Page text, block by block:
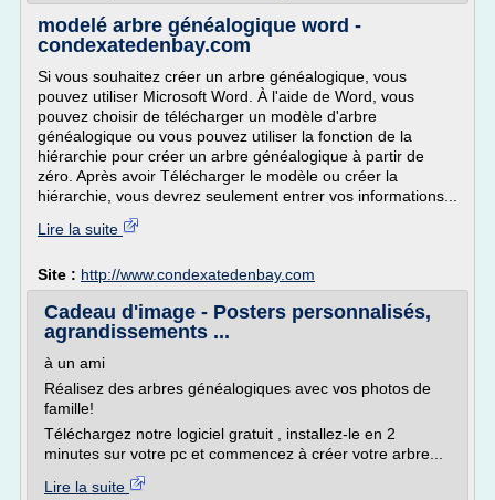
modelé arbre généalogique word -
condexatedenbay.com
Si vous souhaitez créer un arbre généalogique, vous
pouvez utiliser Microsoft Word. À l'aide de Word, vous
pouvez choisir de télécharger un modèle d'arbre
généalogique ou vous pouvez utiliser la fonction de la
hiérarchie pour créer un arbre généalogique à partir de
zéro. Après avoir Télécharger le modèle ou créer la
hiérarchie, vous devrez seulement entrer vos informations...
Lire la suite
Site : http://www.condexatedenbay.com
Cadeau d'image - Posters personnalisés,
agrandissements ...
à un ami
Réalisez des arbres généalogiques avec vos photos de
famille!
Téléchargez notre logiciel gratuit , installez-le en 2
minutes sur votre pc et commencez à créer votre arbre...
Lire la suite